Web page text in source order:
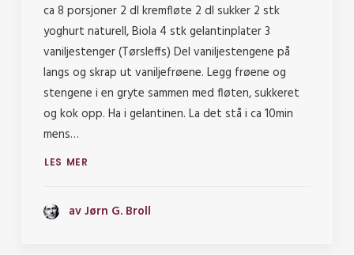
ca 8 porsjoner 2 dl kremfløte 2 dl sukker 2 stk
yoghurt naturell, Biola 4 stk gelantinplater 3
vaniljestenger (Tørsleffs) Del vaniljestengene på
langs og skrap ut vaniljefrøene. Legg frøene og
stengene i en gryte sammen med fløten, sukkeret
og kok opp. Ha i gelantinen. La det stå i ca 10min
mens…
LES MER
av Jørn G. Broll